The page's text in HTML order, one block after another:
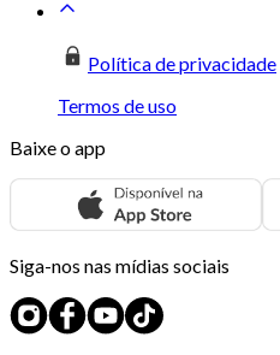
Política de privacidade
Termos de uso
Baixe o app
Siga-nos nas mídias sociais